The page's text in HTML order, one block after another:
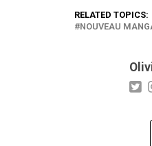
RELATED TOPICS:
NOUVEAU